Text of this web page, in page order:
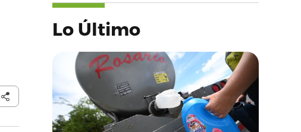
Lo Último